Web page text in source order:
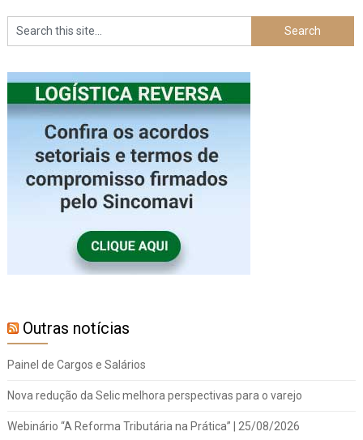
Outras notícias
Painel de Cargos e Salários
Nova redução da Selic melhora perspectivas para o varejo
Webinário “A Reforma Tributária na Prática” | 25/08/2026